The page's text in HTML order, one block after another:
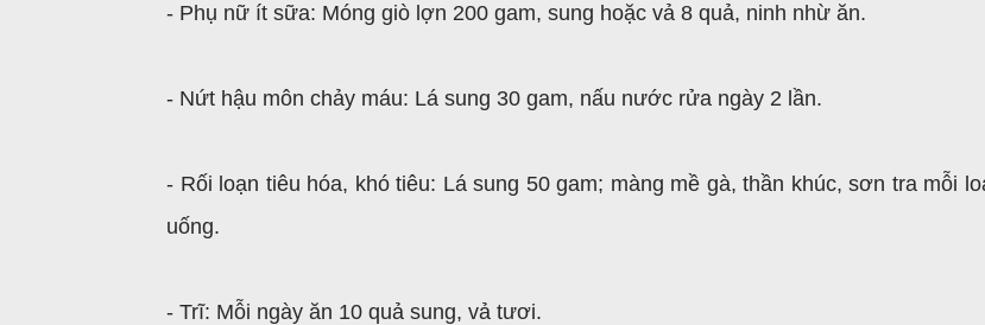
- Phụ nữ ít sữa: Móng giò lợn 200 gam, sung hoặc vả 8 quả, ninh nhừ ăn.
- Nứt hậu môn chảy máu: Lá sung 30 gam, nấu nước rửa ngày 2 lần.
- Rối loạn tiêu hóa, khó tiêu: Lá sung 50 gam; màng mề gà, thần khúc, sơn tra mỗi
uống.
- Trĩ: Mỗi ngày ăn 10 quả sung, vả tươi.